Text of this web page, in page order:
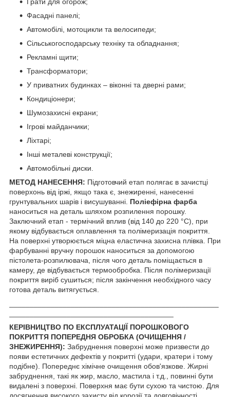
Фасадні панелі;
Автомобілі, мотоцикли та велосипеди;
Сільськогосподарську техніку та обладнання;
Рекламні щити;
Трансформатори;
У приватних будинках – віконні та дверні рами;
Кондиціонери;
Шумозахисні екрани;
Ігрові майданчики;
Ліхтарі;
Інші металеві конструкції;
Автомобільні диски.
МЕТОД НАНЕСЕННЯ: Підготовчий етап полягає в зачистці
поверхонь від іржі, якщо така є, знежиренні, нанесенні
грунтувальних шарів і висушуванні. Поліефірна фарба
наноситься на деталь шляхом розпилення порошку.
Заключний етап - термічний вплив (від 140 до 220 °С), при
якому відбувається оплавлення та полімеризація покриття.
На поверхні утворюється міцна еластична захисна плівка. При
фарбуванні вручну порошок наноситься за допомогою
пістолета-розпилювача, після чого деталь поміщається в
камеру, де відбувається термообробка. Після полімеризації
покриття виріб сушиться; після закінчення необхідного часу
готова деталь витягується.
КЕРІВНИЦТВО ПО ЕКСПЛУАТАЦІЇ ПОРОШКОВОГО
ПОКРИТТЯ ПОПЕРЕДНЯ ОБРОБКА (ОЧИЩЕННЯ /
ЗНЕЖИРЕННЯ): Забруднення поверхні може призвести до
появи естетичних дефектів у покритті (удари, кратери і тому
подібне). Попереднє хімічне очищення обов'язкове. Жирні
забруднення, такі як жир, масло, мастила і т.д., повинні бути
видалені з поверхні. Поверхня має бути сухою та чистою. Для
досягнення високого захисту від корозії та довговічності